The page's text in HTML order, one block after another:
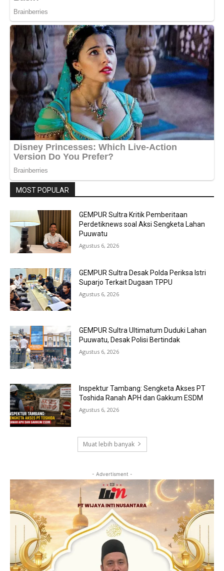
MOST POPULAR
GEMPUR Sultra Kritik Pemberitaan
Perdetiknews soal Aksi Sengketa Lahan
Puuwatu
Agustus 6, 2026
GEMPUR Sultra Desak Polda Periksa Istri
Suparjo Terkait Dugaan TPPU
Agustus 6, 2026
GEMPUR Sultra Ultimatum Duduki Lahan
Puuwatu, Desak Polisi Bertindak
Agustus 6, 2026
Inspektur Tambang: Sengketa Akses PT
Toshida Ranah APH dan Gakkum ESDM
Agustus 6, 2026
Muat lebih banyak
- Advertisment -